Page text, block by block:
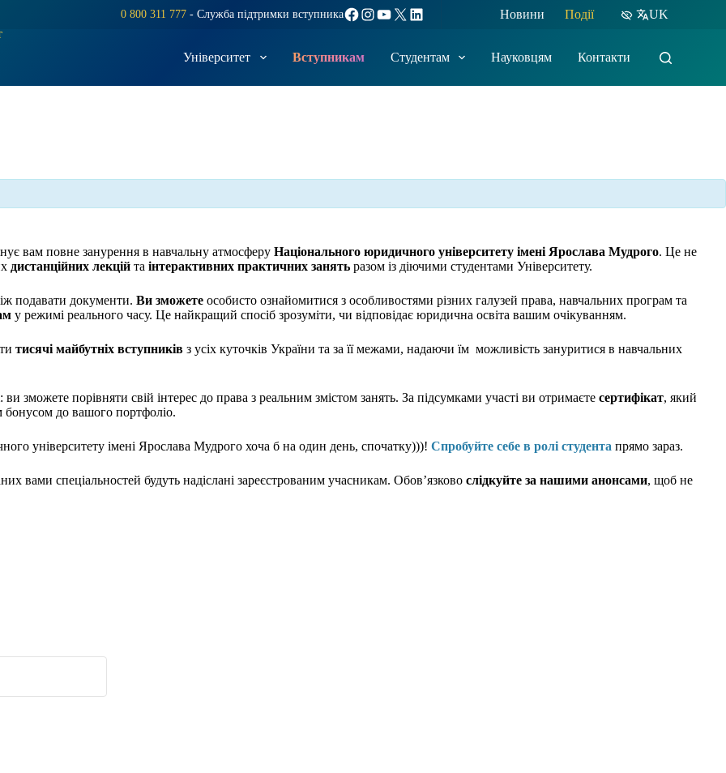
0 800 311 777- Служба підтримки вступникаFacebook
Instagram
YouTube
X LinkedIn Новини Події
UK
Університет Вступникам Студентам Науковцям Контакти
вам повне занурення в навчальну атмосферу Національного юридичного університету імені Ярослава Мудрого. Це не
дистанційних лекцій та інтерактивних практичних занять разом із діючими студентами Університету.
подавати документи. Ви зможете особисто ознайомитися з особливостями різних галузей права, навчальних програм та
у режимі реального часу. Це найкращий спосіб зрозуміти, чи відповідає юридична освіта вашим очікуванням.
тисячі майбутніх вступників з усіх куточків України та за її межами, надаючи їм можливість зануритися в навчальних
: ви зможете порівняти свій інтерес до права з реальним змістом занять. За підсумками участі ви отримаєте сертифікат, який
бонусом до вашого портфоліо.
університету імені Ярослава Мудрого хоча б на один день, спочатку)))! Спробуйте себе в ролі студента прямо зараз.
вами спеціальностей будуть надіслані зареєстрованим учасникам. Обов’язково слідкуйте за нашими анонсами, щоб не